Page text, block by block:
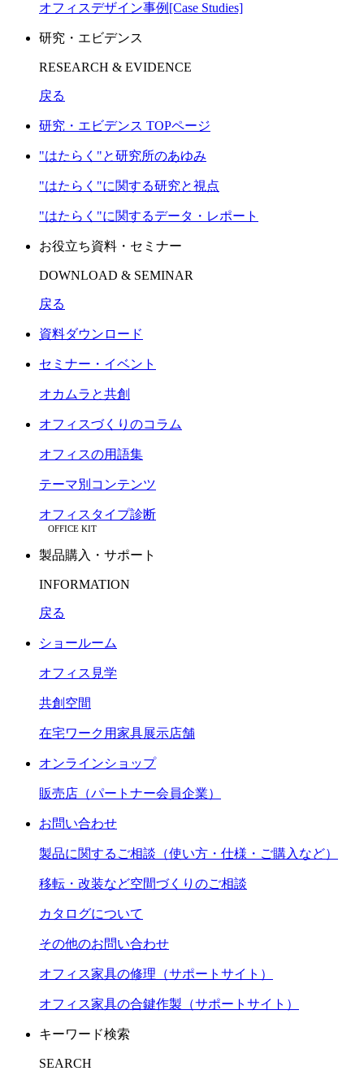
オフィスデザイン事例[Case Studies]
研究・エビデンス
RESEARCH & EVIDENCE
戻る
研究・エビデンス TOPページ
"はたらく"と研究所のあゆみ
"はたらく"に関する研究と視点
"はたらく"に関するデータ・レポート
お役立ち資料・セミナー
DOWNLOAD & SEMINAR
戻る
資料ダウンロード
セミナー・イベント
オカムラと共創
オフィスづくりのコラム
オフィスの用語集
テーマ別コンテンツ
オフィスタイプ診断
OFFICE KIT
製品購入・サポート
INFORMATION
戻る
ショールーム
オフィス見学
共創空間
在宅ワーク用家具展示店舗
オンラインショップ
販売店（パートナー会員企業）
お問い合わせ
製品に関するご相談（使い方・仕様・ご購入など）
移転・改装など空間づくりのご相談
カタログについて
その他のお問い合わせ
オフィス家具の修理（サポートサイト）
オフィス家具の合鍵作製（サポートサイト）
キーワード検索
SEARCH